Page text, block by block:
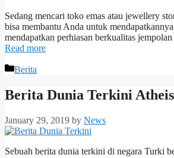
Sedang mencari toko emas atau jewellery
bisa membantu Anda untuk
mendapatkan perhiasan berkualitas
Read more
Categories
Berita
Berita Dunia Terkini
January 29, 2019 by News
Sebuah berita dunia terkini di negara Turki